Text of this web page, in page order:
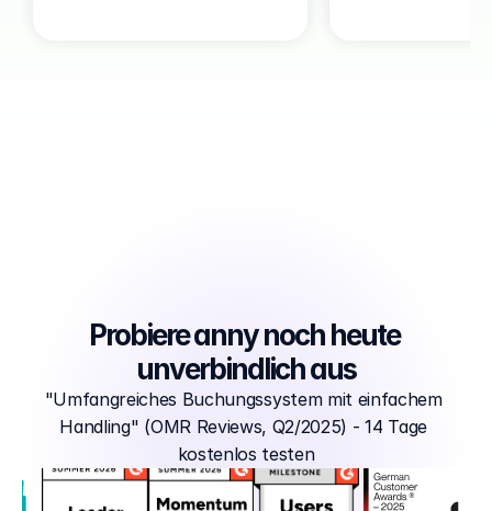
Probiere anny noch heute
unverbindlich aus
"Umfangreiches Buchungssystem mit einfachem
Handling" (OMR Reviews, Q2/2025) - 14 Tage
kostenlos testen